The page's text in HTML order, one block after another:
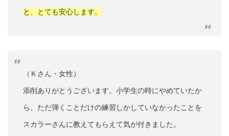
と、とても安心します。
（Ｋさん・女性）
添削ありがとうございます。小学生の時にやめていたか
ら、ただ弾くことだけの練習しかしていなかったことを
スカラーさんに教えてもらえて気が付きました。